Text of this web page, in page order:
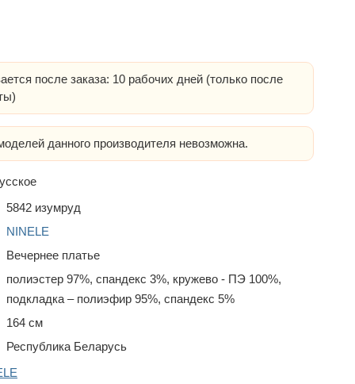
после заказа: 10 рабочих дней (только после
данного производителя невозможна.
5842 изумруд
NINELE
Вечернее платье
полиэстер 97%, спандекс 3%, кружево - ПЭ 100%,
подкладка – полиэфир 95%, спандекс 5%
164 см
Республика Беларусь